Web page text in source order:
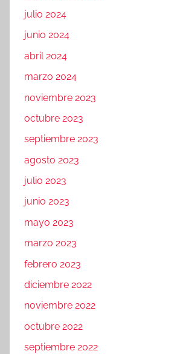
julio 2024
junio 2024
abril 2024
marzo 2024
noviembre 2023
octubre 2023
septiembre 2023
agosto 2023
julio 2023
junio 2023
mayo 2023
marzo 2023
febrero 2023
diciembre 2022
noviembre 2022
octubre 2022
septiembre 2022